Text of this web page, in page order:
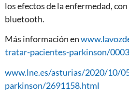
los efectos de la enfermedad,
bluetooth.
Más información en
tratar-pacientes-parkinson/
www.lne.es/asturias/2020/10/
parkinson/2691158.html